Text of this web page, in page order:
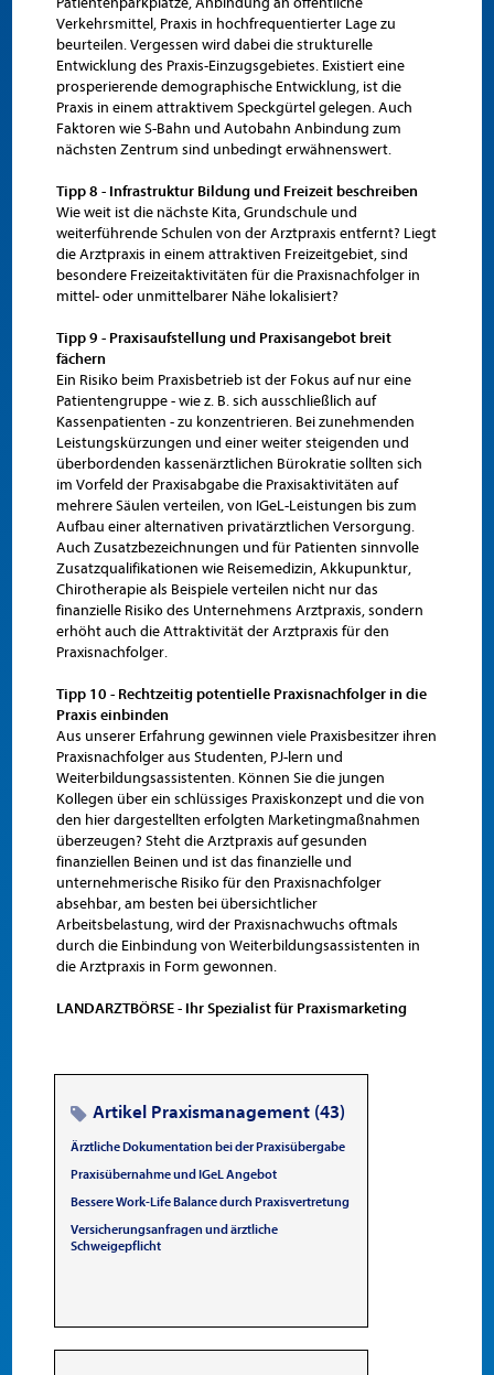
Verkehrsmittel, Praxis in hochfrequentierter Lage zu
beurteilen. Vergessen wird dabei die strukturelle
Entwicklung des Praxis-Einzugsgebietes. Existiert eine
prosperierende demographische Entwicklung, ist die
Praxis in einem attraktivem Speckgürtel gelegen. Auch
Faktoren wie S-Bahn und Autobahn Anbindung zum
nächsten Zentrum sind unbedingt erwähnenswert.
Tipp 8 - Infrastruktur Bildung und Freizeit beschreiben
Wie weit ist die nächste Kita, Grundschule und
weiterführende Schulen von der Arztpraxis entfernt? Liegt
die Arztpraxis in einem attraktiven Freizeitgebiet, sind
besondere Freizeitaktivitäten für die Praxisnachfolger in
mittel- oder unmittelbarer Nähe lokalisiert?
Tipp 9 - Praxisaufstellung und Praxisangebot breit
fächern
Ein Risiko beim Praxisbetrieb ist der Fokus auf nur eine
Patientengruppe - wie z. B. sich ausschließlich auf
Kassenpatienten - zu konzentrieren. Bei zunehmenden
Leistungskürzungen und einer weiter steigenden und
überbordenden kassenärztlichen Bürokratie sollten sich
im Vorfeld der Praxisabgabe die Praxisaktivitäten auf
mehrere Säulen verteilen, von IGeL-Leistungen bis zum
Aufbau einer alternativen privatärztlichen Versorgung.
Auch Zusatzbezeichnungen und für Patienten sinnvolle
Zusatzqualifikationen wie Reisemedizin, Akkupunktur,
Chirotherapie als Beispiele verteilen nicht nur das
finanzielle Risiko des Unternehmens Arztpraxis, sondern
erhöht auch die Attraktivität der Arztpraxis für den
Praxisnachfolger.
Tipp 10 - Rechtzeitig potentielle Praxisnachfolger in die
Praxis einbinden
Aus unserer Erfahrung gewinnen viele Praxisbesitzer ihren
Praxisnachfolger aus Studenten, PJ-lern und
Weiterbildungsassistenten. Können Sie die jungen
Kollegen über ein schlüssiges Praxiskonzept und die von
den hier dargestellten erfolgten Marketingmaßnahmen
überzeugen? Steht die Arztpraxis auf gesunden
finanziellen Beinen und ist das finanzielle und
unternehmerische Risiko für den Praxisnachfolger
absehbar, am besten bei übersichtlicher
Arbeitsbelastung, wird der Praxisnachwuchs oftmals
durch die Einbindung von Weiterbildungsassistenten in
die Arztpraxis in Form gewonnen.
LANDARZTBÖRSE - Ihr Spezialist für Praxismarketing
Artikel Praxismanagement (43)
Ärztliche Dokumentation bei der Praxisübergabe
Praxisübernahme und IGeL Angebot
Bessere Work-Life Balance durch Praxisvertretung
Versicherungsanfragen und ärztliche
Schweigepflicht